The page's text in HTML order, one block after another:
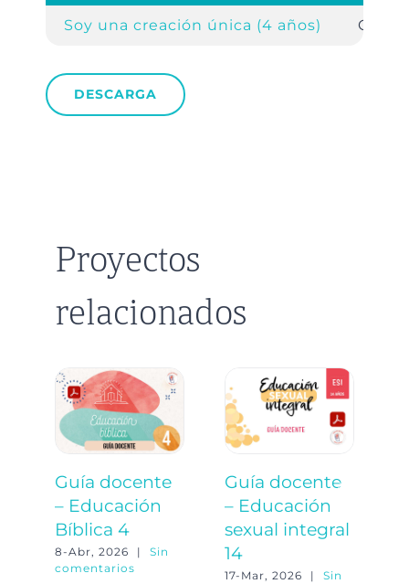
Soy una creación única (4 años) Guía
DESCARGA
Proyectos
relacionados
Guía docente
– Educación
Bíblica 4
8-Abr, 2026 |
Sin
comentarios
Guía docente
– Educación
sexual integral
14
17-Mar, 2026 |
Sin